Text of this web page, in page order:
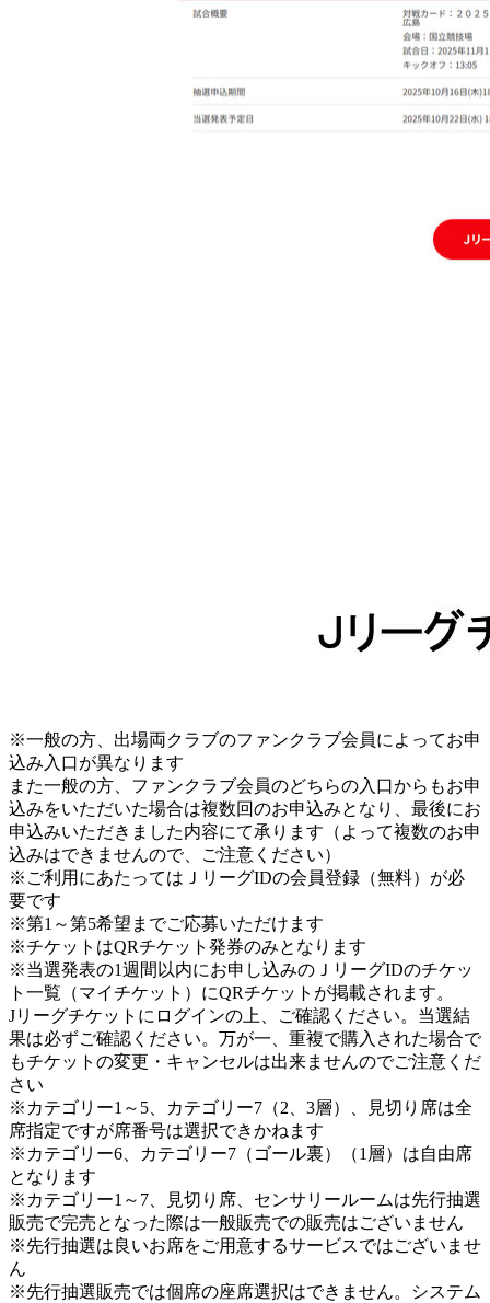
※一般の方、出場両クラブのファンクラブ会員によってお申
込み入口が異なります
また一般の方、ファンクラブ会員のどちらの入口からもお申
込みをいただいた場合は複数回のお申込みとなり、最後にお
申込みいただきました内容にて承ります（よって複数のお申
込みはできませんので、ご注意ください）
※ご利用にあたってはＪリーグIDの会員登録（無料）が必
要です
※第1～第5希望までご応募いただけます
※チケットはQRチケット発券のみとなります
※当選発表の1週間以内にお申し込みのＪリーグIDのチケッ
ト一覧（マイチケット）にQRチケットが掲載されます。
Jリーグチケットにログインの上、ご確認ください。当選結
果は必ずご確認ください。万が一、重複で購入された場合で
もチケットの変更・キャンセルは出来ませんのでご注意くだ
さい
※カテゴリー1～5、カテゴリー7（2、3層）、見切り席は全
席指定ですが席番号は選択できかねます
※カテゴリー6、カテゴリー7（ゴール裏）（1層）は自由席
となります
※カテゴリー1～7、見切り席、センサリールームは先行抽選
販売で完売となった際は一般販売での販売はございません
※先行抽選は良いお席をご用意するサービスではございませ
ん
※先行抽選販売では個席の座席選択はできません。システム